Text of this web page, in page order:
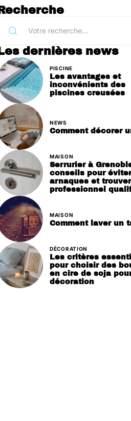
Recherche
Les dernières news
PISCINE
Les avantages et
inconvénients des
piscines creusées
NEWS
Comment décorer
MAISON
Serrurier à
conseils pour
arnaques et
professionnel
MAISON
Comment laver un
DÉCORATION
Les critères
pour choisir des
en cire de soja
décoration